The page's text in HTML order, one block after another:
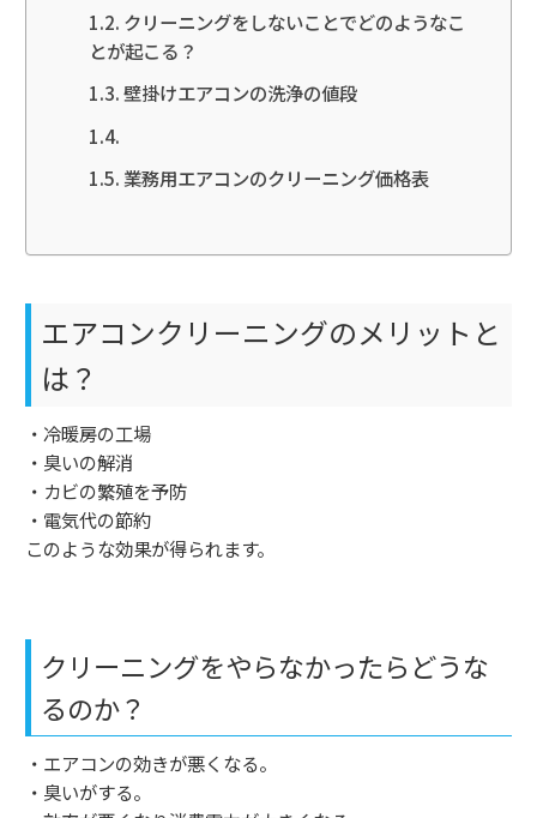
クリーニングをしないことでどのようなこ
とが起こる？
壁掛けエアコンの洗浄の値段
業務用エアコンのクリーニング価格表
エアコンクリーニングのメリットと
は？
・冷暖房の工場
・臭いの解消
・カビの繁殖を予防
・電気代の節約
このような効果が得られます。
クリーニングをやらなかったらどうな
るのか？
・エアコンの効きが悪くなる。
・臭いがする。